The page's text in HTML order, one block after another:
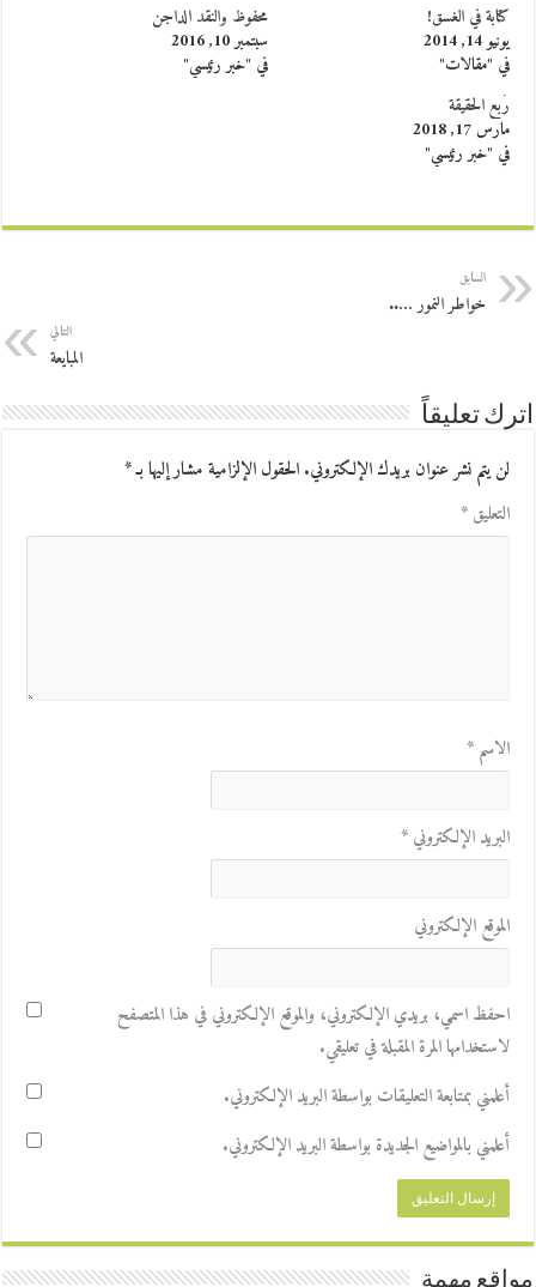
كتابة في الغسق!
يونيو 14, 2014
في "مقالات"
محفوظ والنقد الداجن
سبتمبر 10, 2016
في "خبر رئيسي"
رُبع الحقيقة
مارس 17, 2018
في "خبر رئيسي"
السابق
خواطر النمور …..
التالي
المبايعة
اترك تعليقاً
لن يتم نشر عنوان بريدك الإلكتروني.الحقول الإلزامية مشار إليها بـ*
التعليق*
الاسم*
البريد الإلكتروني*
الموقع الإلكتروني
احفظ اسمي، بريدي الإلكتروني، والموقع الإلكتروني في هذا المتصفح
لاستخدامها المرة المقبلة في تعليقي.
أعلمني بمتابعة التعليقات بواسطة البريد الإلكتروني.
أعلمني بالمواضيع الجديدة بواسطة البريد الإلكتروني.
مواقع مهمة